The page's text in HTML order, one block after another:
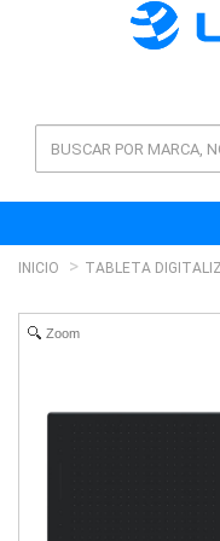
INICIO TABLETA
Zoom